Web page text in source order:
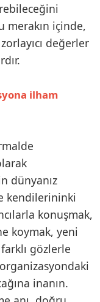
merakın içinde,
değerler
ilham
dünyanız
kendilerininki
konuşmak,
koymak, yeni
gözlerle
inanın.